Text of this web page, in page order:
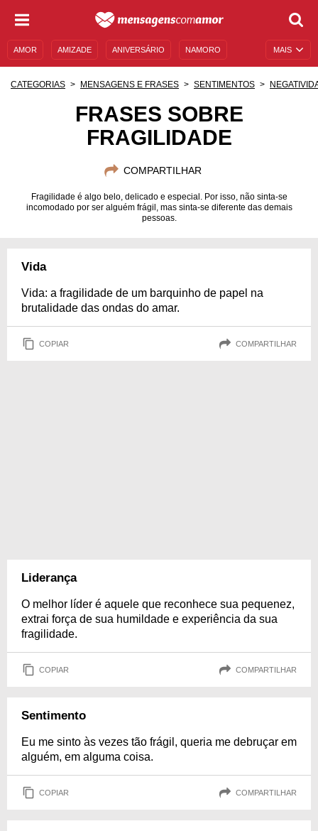
MAIS
AMOR AMIZADE ANIVERSÁRIO NAMORO
MENSAGENS E FRASES MENSAGENS DE ANIVERSÁRIO
CATEGORIAS MENSAGENS E FRASES SENTIMENTOS
FRASES SOBRE
FRAGILIDADE
COMPARTILHAR
Fragilidade é algo belo, delicado e especial. Por isso, não sinta-se
incomodado por ser alguém frágil, mas sinta-se diferente das demais
pessoas.
Vida
Vida: a fragilidade de um barquinho de papel na
brutalidade das ondas do amar.
COPIAR COMPARTILHAR
Liderança
O melhor líder é aquele que reconhece sua pequenez,
extrai força de sua humildade e experiência da sua
fragilidade.
COPIAR COMPARTILHAR
Sentimento
Eu me sinto às vezes tão frágil, queria me debruçar em
alguém, em alguma coisa.
COPIAR COMPARTILHAR